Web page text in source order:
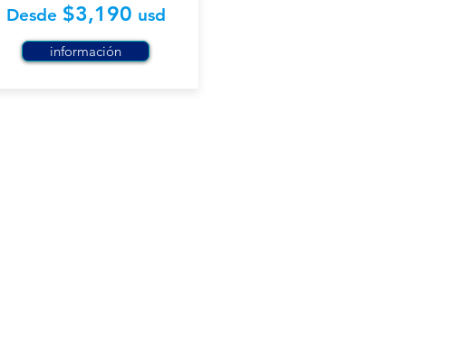
Desde $3,190 usd
información